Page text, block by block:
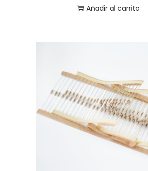
Añadir al carrito